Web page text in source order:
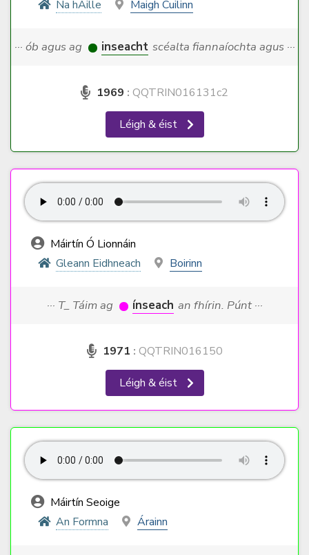
Na hAille Maigh Cuilinn
··· ób agus ag inseacht scéalta fiannaíochta agus ···
1969 : QQTRIN016131c2
Léigh & éist
Máirtín Ó Lionnáin
Gleann Eidhneach
Boirinn
··· T_ Táim ag ínseach an fhírin. Púnt ···
1971 : QQTRIN016150
Léigh & éist
Máirtín Seoige
An Formna
Árainn